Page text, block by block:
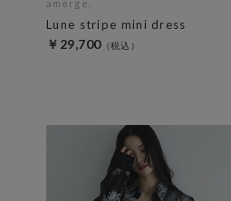
amerge.
Lune stripe mini dress
￥29,700